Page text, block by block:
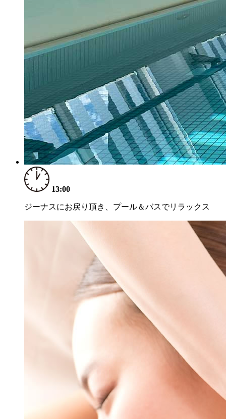
13:00
ジーナスにお戻り頂き、プール＆バスでリラックス